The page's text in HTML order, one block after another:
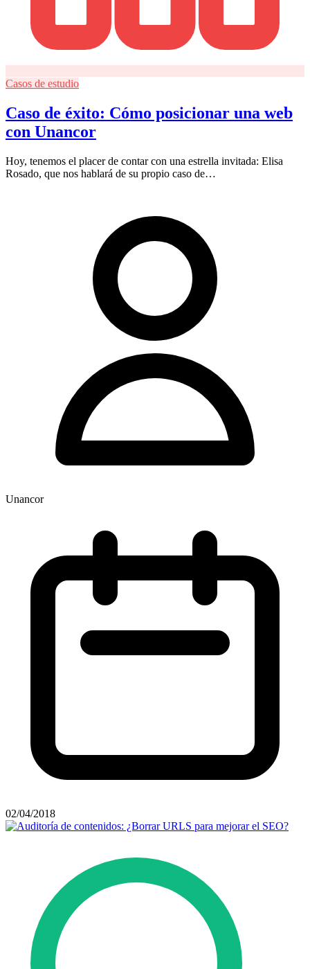
Casos de estudio
Caso de éxito: Cómo posicionar una web
con Unancor
Hoy, tenemos el placer de contar con una estrella invitada: Elisa
Rosado, que nos hablará de su propio caso de…
Unancor
02/04/2018